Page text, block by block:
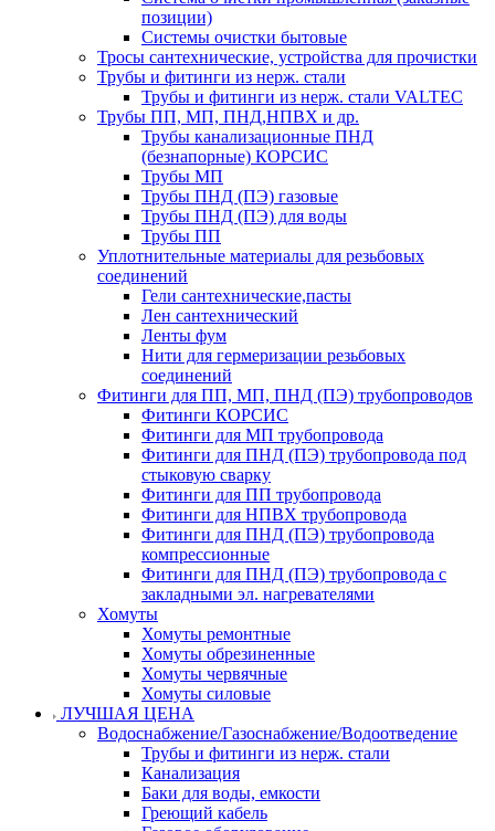
позиции)
Системы очистки бытовые
Тросы сантехнические, устройства для прочистки
Трубы и фитинги из нерж. стали
Трубы и фитинги из нерж. стали VALTEC
Трубы ПП, МП, ПНД,НПВХ и др.
Трубы канализационные ПНД
(безнапорные) КОРСИС
Трубы МП
Трубы ПНД (ПЭ) газовые
Трубы ПНД (ПЭ) для воды
Трубы ПП
Уплотнительные материалы для резьбовых
соединений
Гели сантехнические,пасты
Лен сантехнический
Ленты фум
Нити для гермеризации резьбовых
соединений
Фитинги для ПП, МП, ПНД (ПЭ) трубопроводов
Фитинги КОРСИС
Фитинги для МП трубопровода
Фитинги для ПНД (ПЭ) трубопровода под
стыковую сварку
Фитинги для ПП трубопровода
Фитинги для НПВХ трубопровода
Фитинги для ПНД (ПЭ) трубопровода
компрессионные
Фитинги для ПНД (ПЭ) трубопровода с
закладными эл. нагревателями
Хомуты
Хомуты ремонтные
Хомуты обрезиненные
Хомуты червячные
Хомуты силовые
ЛУЧШАЯ ЦЕНА
Водоснабжение/Газоснабжение/Водоотведение
Трубы и фитинги из нерж. стали
Канализация
Баки для воды, емкости
Греющий кабель